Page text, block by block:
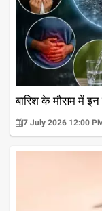
बारिश के मौसम में इन
7 July 2026 12:00